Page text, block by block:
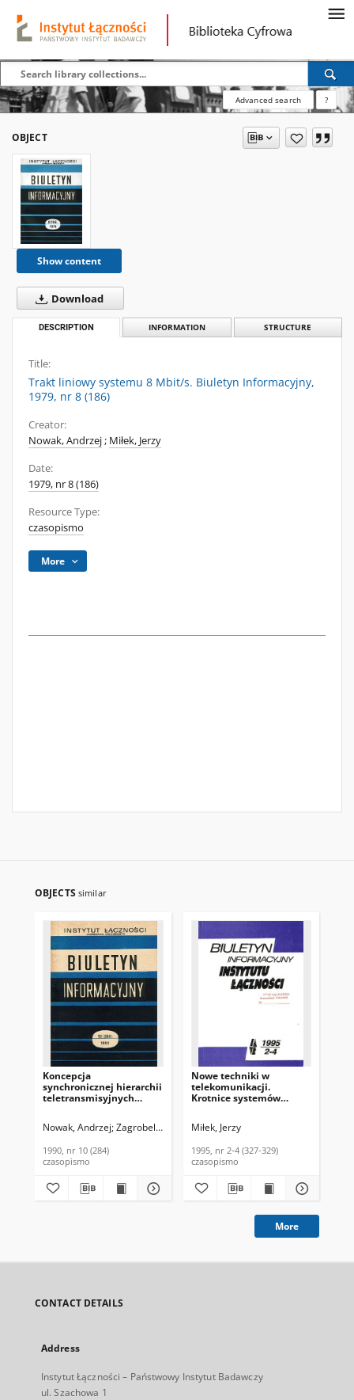
Advanced search ?
OBJECT
Show content
Download
DESCRIPTION INFORMATION STRUCTURE
Title:
Trakt liniowy systemu 8 Mbit/s. Biuletyn Informacyjny,
1979, nr 8 (186)
Creator:
Nowak, Andrzej; Miłek, Jerzy
Date:
1979, nr 8 (186)
Resource Type:
czasopismo
More
OBJECTS similar
Koncepcja
synchronicznej hierarchii
teletransmisyjnych
telekomunikacyjnej.
1990, nr 10 (284)
Nowak, Andrzej Zagrobelny, Tadeusz Żurawski, Mirosław
1990, nr 10 (284)
czasopismo
Nowe techniki w
telekomunikacji.
Krotnice systemów
Instytutu Łączności,
Miłek, Jerzy
1995, nr 2-4 (327-329)
czasopismo
More
CONTACT DETAILS
Address
Instytut Łączności – Państwowy Instytut Badawczy
ul. Szachowa 1